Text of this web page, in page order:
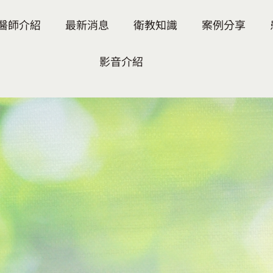
師介紹 最新消息 衛教知識 案例分享
影音介紹